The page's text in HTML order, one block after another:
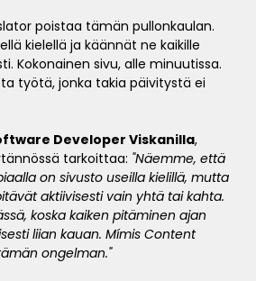
poistaa tämän pullonkaulan.
kielellä ja käännät ne kaikille
Kokonainen sivu, alle minuutissa.
työtä, jonka takia päivitystä ei
Developer Viskanilla,
tarkoittaa: "Näemme, että
on sivusto useilla kielillä, mutta
aktiivisesti vain yhtä tai kahta.
koska kaiken pitäminen ajan
liian kauan. Mímis Content
ongelman."